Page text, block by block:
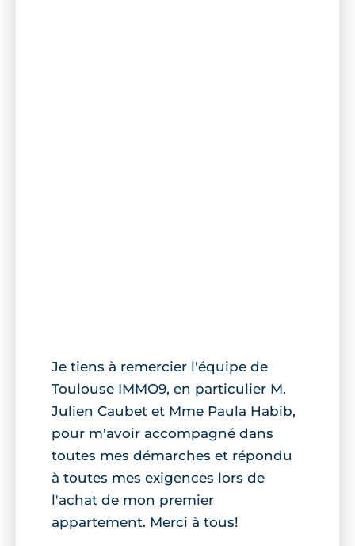
Je tiens à remercier l'équipe de
Toulouse IMMO9, en particulier M.
Julien Caubet et Mme Paula Habib,
pour m'avoir accompagné dans
toutes mes démarches et répondu
à toutes mes exigences lors de
l'achat de mon premier
appartement. Merci à tous!